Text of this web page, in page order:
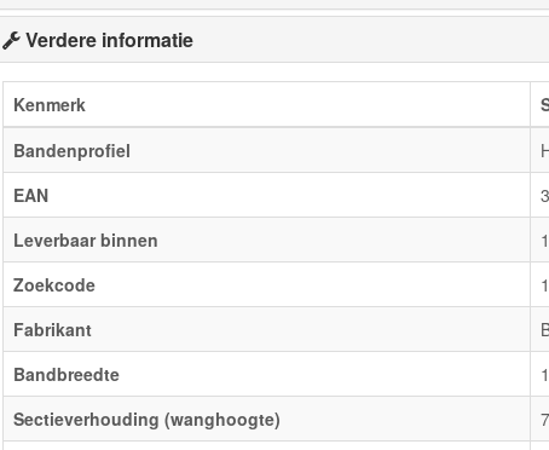
Verdere informatie
Kenmerk
Bandenprofiel
EAN
Leverbaar binnen
Zoekcode
Fabrikant
Bandbreedte
Sectieverhouding (wanghoogte)